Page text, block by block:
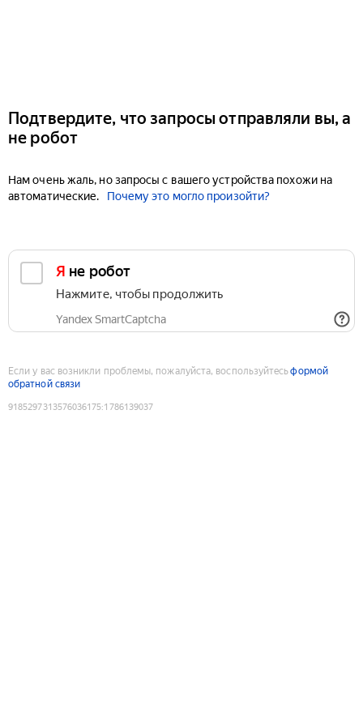
Подтвердите, что запросы отправляли вы, а
не робот
Нам очень жаль, но запросы с вашего устройства похожи на
автоматические.
Почему это могло произойти?
Я не робот
Нажмите, чтобы продолжить
Yandex SmartCaptcha
Если у вас возникли проблемы, пожалуйста, воспользуйтесьформой
обратной связи
9185297313576036175:1786139037